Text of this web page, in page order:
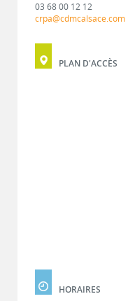
03 68 00 12 12
crpa@cdmcalsace.com
PLAN D'ACCÈS
HORAIRES